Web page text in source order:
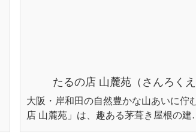
たるの店 山麓苑（さんろくえ
大阪・岸和田の自然豊かな山あいに佇
店 山麓苑」は、趣ある茅葺き屋根の